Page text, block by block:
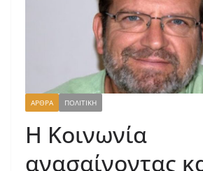
ΑΡΘΡΑ ΠΟΛΙΤΙΚΗ
Η Κοινωνία
ανασαίνοντας